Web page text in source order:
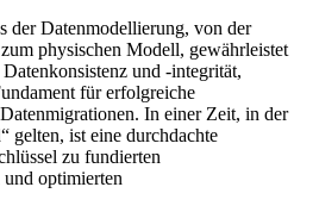
der Datenmodellierung, von der
physischen Modell, gewährleistet
und -integrität,
für erfolgreiche
In einer Zeit, in der
gelten, ist eine durchdachte
zu fundierten
und optimierten